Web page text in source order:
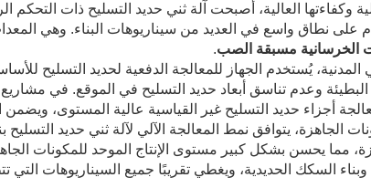
وكفاءتها العالية، أصبحت آلة ثني حديد التسليح ذات
على نطاق واسع في العديد من سيناريوهات البناء. وهي
الخرسانية مسبقة الصب.
المدنية، يُستخدم الجهاز للمعالجة الدفعية لحديد التسليح
البطيئة وعدم تناسق أبعاد حديد التسليح في الموقع. في
أجزاء حديد التسليح غير القياسية عالية المستوى، ويضمن
الجاهزة، يتوافق نمط المعالجة الآلي لآلة ثني حديد
مما يحسن بشكل كبير مستوى الإنتاج الموحد للمكونات
وبناء السكك الحديدية، ويغطي تقريبًا جميع السيناريوهات